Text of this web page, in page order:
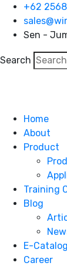
+62
Sen -
Search
Home
About
Product
Training
Blog
E-
Career